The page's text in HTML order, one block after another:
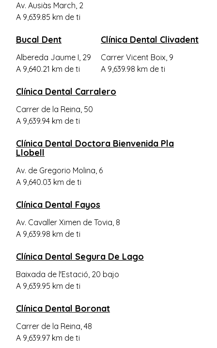
Av. Ausiàs March, 2
A 9,639.85 km de ti
Bucal Dent
Albereda Jaume I, 29
A 9,640.21 km de ti
Clínica Dental Clivadent
Carrer Vicent Boix, 9
A 9,639.98 km de ti
Clínica Dental Carralero
Carrer de la Reina, 50
A 9,639.94 km de ti
Clínica Dental Doctora Bienvenida Pla
Llobell
Av. de Gregorio Molina, 6
A 9,640.03 km de ti
Clínica Dental Fayos
Av. Cavaller Ximen de Tovia, 8
A 9,639.98 km de ti
Clínica Dental Segura De Lago
Baixada de l'Estació, 20 bajo
A 9,639.95 km de ti
Clínica Dental Boronat
Carrer de la Reina, 48
A 9,639.97 km de ti